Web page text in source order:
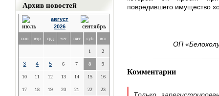
Архив новостей
август
2026
пон втр срд чет пят суб вск
1 2
3 4 5 6 7 8 9
10 11 12 13 14 15 16
17 18 19 20 21 22 23
повредившего имущество
ОП
Комментарии